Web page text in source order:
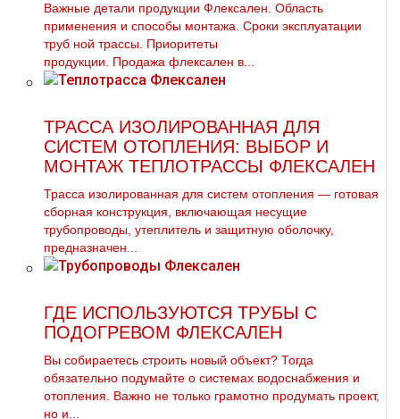
Важные детали продукции Флексален. Область
применения и способы мoнтaжа. Сроки эксплуатации
тpуб ной трассы. Приоритеты
продукции. Продажа флексален в...
ТРАССА ИЗОЛИРОВАННАЯ ДЛЯ
СИСТЕМ ОТОПЛЕНИЯ: ВЫБОР И
МОНТАЖ ТЕПЛОТРАССЫ ФЛЕКСАЛЕН
Трасса изолированная для систем отопления — готовая
сборная конструкция, включающая несущие
трубопроводы, утеплитель и защитную оболочку,
предназначен...
ГДЕ ИСПОЛЬЗУЮТСЯ ТРУБЫ С
ПОДОГРЕВОМ ФЛЕКСАЛЕН
Вы собираетесь строить новый объект? Тогда
обязательно подумайте о системах водоснабжения и
отопления. Важно не только грамотно продумать проект,
но и...